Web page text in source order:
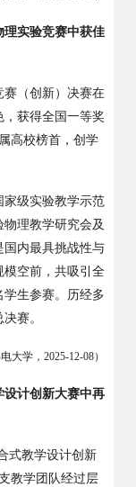
理实验竞赛中获佳
赛（创新）决赛在
获得全国一等奖
高校榜首，创学
家级实验教学示范
理教学研究会及
国内最具挑战性与
模空前，共吸引全
学生参赛。历经多
赛。
大学， 2025-12-08）
设计创新大赛中再
式教学设计创新
教学团队经过层